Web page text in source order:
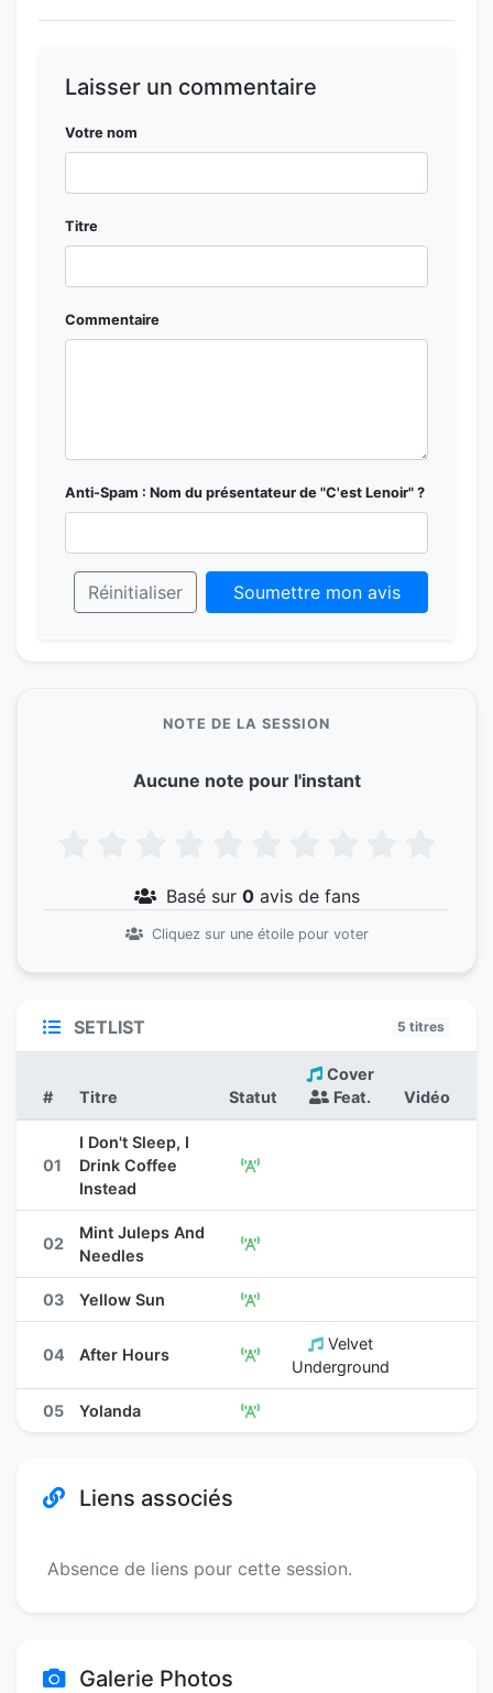
Laisser un commentaire
Votre nom
Titre
Commentaire
Anti-Spam : Nom du présentateur de "C'est Lenoir" ?
Réinitialiser Soumettre mon avis
NOTE DE LA SESSION
Aucune note pour l'instant
Basé sur 0avis de fans
Cliquez sur une étoile pour voter
SETLIST 5 titres
# Titre Statut
Cover
Feat.
Vidéo
01
I Don't Sleep, I
Drink Coffee
Instead
02
Mint Juleps And
Needles
03 Yellow Sun
04 After Hours
Velvet
Underground
05 Yolanda
Liens associés
Absence de liens pour cette session.
Galerie Photos